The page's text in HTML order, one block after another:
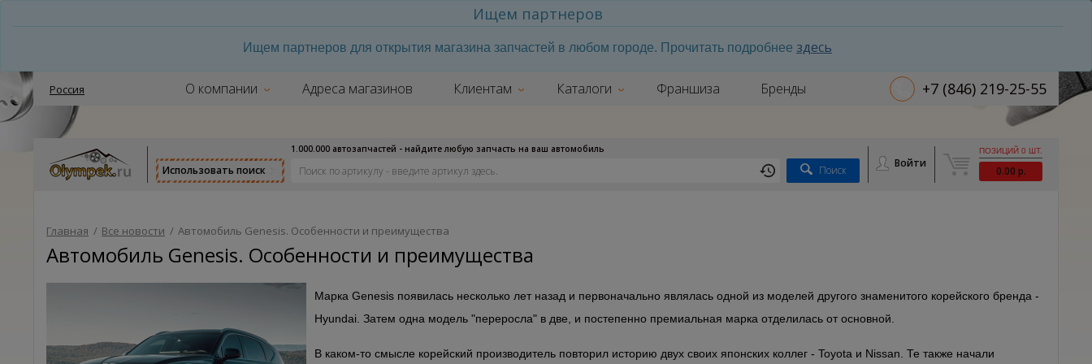
Ищем партнеров
Ищем партнеров для открытия магазина запчастей в любом городе. Прочитать подробнее здесь
Россия О компании Адреса магазинов Клиентам Каталоги Франшиза Бренды +7 (846) 219-25-55
Использовать поиск
1.000.000 автозапчастей - найдите любую запчасть на ваш автомобиль
Поиск
Войти
ПОЗИЦИЙ 0 ШТ.
0.00 р.
Главная / Все новости / Автомобиль Genesis. Особенности и преимущества
Автомобиль Genesis. Особенности и преимущества
Марка Genesis появилась несколько лет назад и первоначально являлась одной из моделей другого знаменитого корейского бренда -
Hyundai. Затем одна модель "переросла" в две, и постепенно премиальная марка отделилась от основной.
В каком-то смысле корейский производитель повторил историю двух своих японских коллег - Toyota и Nissan. Те также начали